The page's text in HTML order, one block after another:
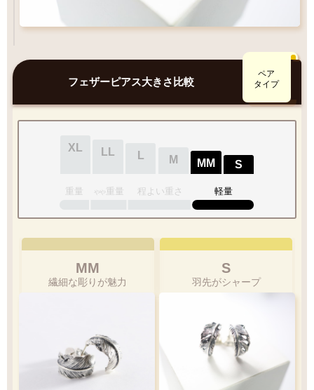
フェザーピアス大きさ比較
ペア
タイプ
XL LL L M MM S
重量 やや 重量 程よい重さ 軽量
MM
繊細な彫りが魅力
S
羽先がシャープ